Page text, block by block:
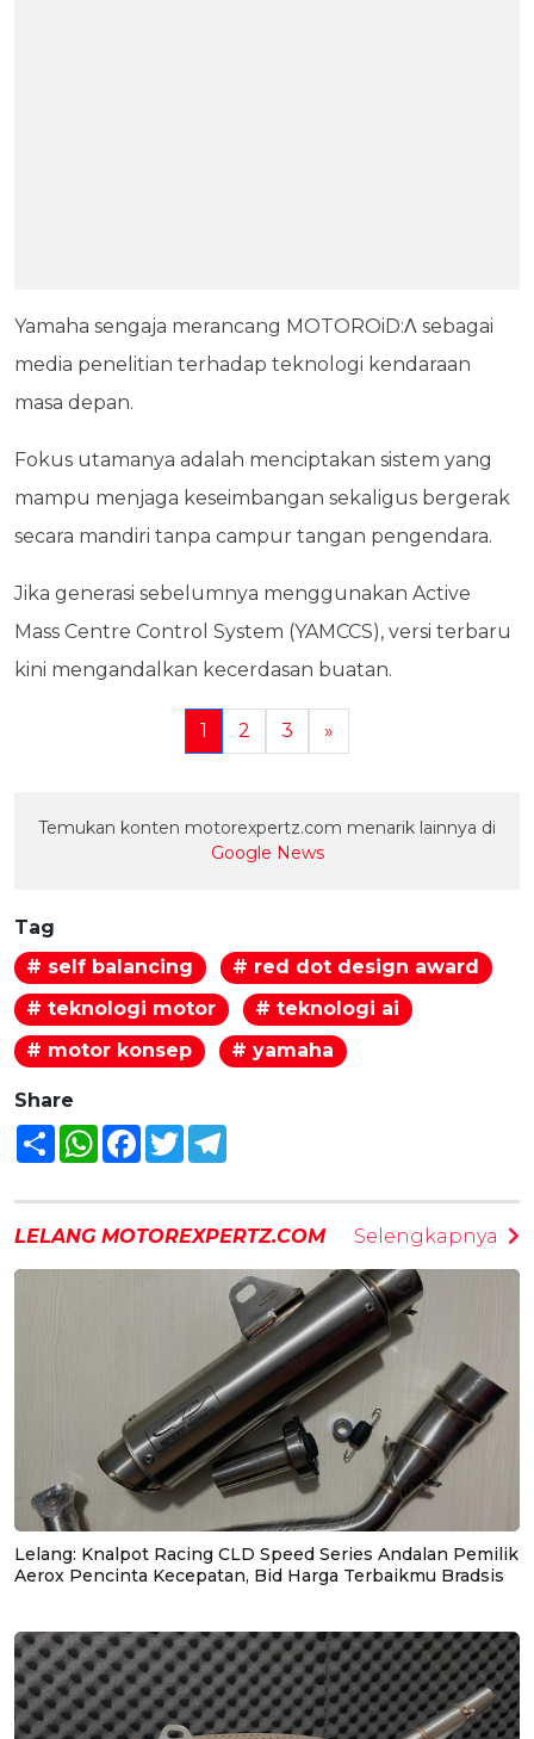
Yamaha sengaja merancang MOTOROiD:Λ sebagai
media penelitian terhadap teknologi kendaraan
masa depan.
Fokus utamanya adalah menciptakan sistem yang
mampu menjaga keseimbangan sekaligus bergerak
secara mandiri tanpa campur tangan pengendara.
Jika generasi sebelumnya menggunakan Active
Mass Centre Control System (YAMCCS), versi terbaru
kini mengandalkan kecerdasan buatan.
1 2 3 »
Temukan konten motorexpertz.com menarik lainnya di
Google News
Tag
# self balancing
# red dot design award
# teknologi motor
# teknologi ai
# motor konsep
# yamaha
Share
Share WhatsAppFacebook
Twitter
LELANG MOTOREXPERTZ.COM Selengkapnya
Lelang: Knalpot Racing CLD Speed Series Andalan Pemilik
Aerox Pencinta Kecepatan, Bid Harga Terbaikmu Bradsis